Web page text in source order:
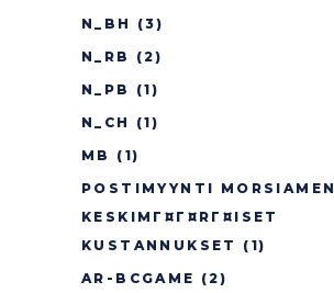
N_BH
(3)
N_RB
(2)
N_PB
(1)
N_CH
(1)
MB
(1)
POSTIMYYNTI MORSIAMEN
KESKIMГ¤Г¤RГ¤ISET
KUSTANNUKSET
(1)
AR-BCGAME (2)